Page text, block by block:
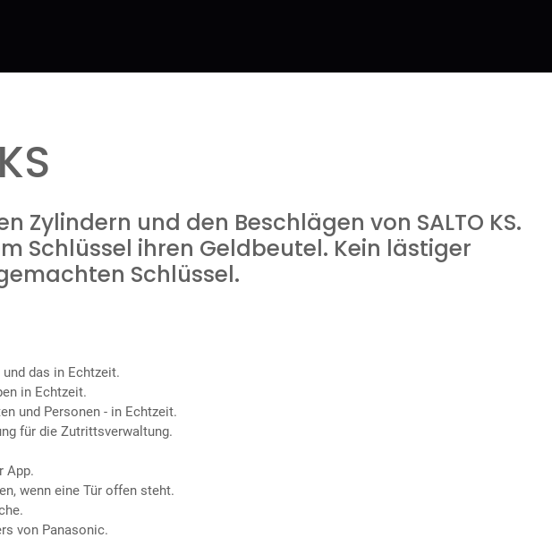
Zylindern und den Beschlägen von SALTO KS.
Schlüssel ihren Geldbeutel. Kein lästiger
Schlüssel.
das in Echtzeit.
in Echtzeit.
und Personen - in Echtzeit.
für die Zutrittsverwaltung.
App.
wenn eine Tür offen steht.
von Panasonic.